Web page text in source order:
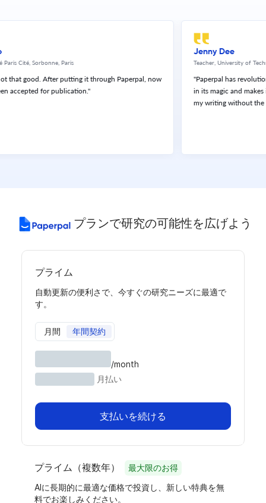
Sorbonne, Paris
After putting it through Paperpal, now
for publication."
Jenny Dee
Teacher, University of Technology,
"Paperpal has revolutionized
in its magic and makes it so
my writing without the help
プランで研究の可能性を広げよう
プライム
自動更新の便利さで、今すぐの研究ニーズに最適で
す。
月間 年間契約
/month
月払い
支払いを続ける
プライム（複数年）
最大限のお得
AIに長期的に最適な価格で投資し、新しい特典を無
料でお楽しみください。